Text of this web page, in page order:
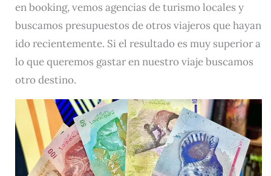
en booking, vemos agencias de turismo locales y
buscamos presupuestos de otros viajeros que hayan
ido recientemente. Si el resultado es muy superior a
lo que queremos gastar en nuestro viaje buscamos
otro destino.